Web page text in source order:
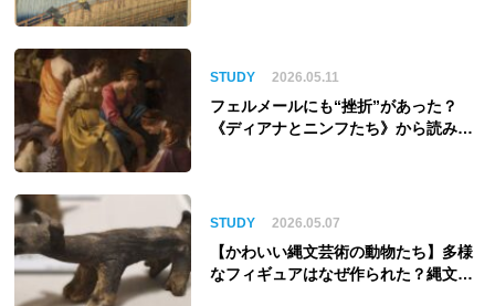
STUDY 2026.05.11
フェルメールにも“挫折”があった？
《ディアナとニンフたち》から読み解
STUDY 2026.05.07
【かわいい縄文芸術の動物たち】多様
なフィギュアはなぜ作られた？縄文人